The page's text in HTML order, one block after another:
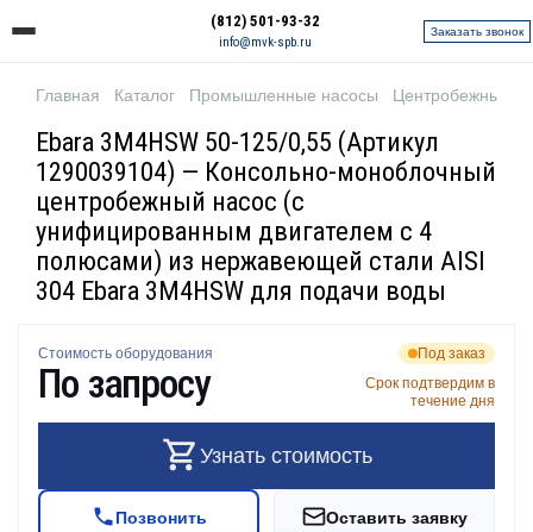
(812) 501-93-32
info@mvk-spb.ru
Заказать звонок
Главная Каталог Промышленные насосы Центробежные
Ebara 3M4HSW 50-125/0,55 (Артикул
1290039104) — Консольно-моноблочный
центробежный насос (с
унифицированным двигателем с 4
полюсами) из нержавеющей стали AISI
304 Ebara 3M4HSW для подачи воды
Стоимость оборудования
По запросу
Под заказ
Срок подтвердим в
течение дня
Узнать стоимость
Позвонить Оставить заявку